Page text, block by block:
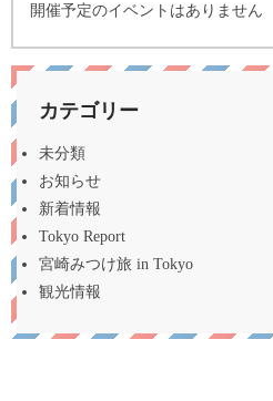
開催予定のイベントはありません
カテゴリー
未分類
お知らせ
新着情報
Tokyo Report
宮崎みつけ旅 in Tokyo
観光情報